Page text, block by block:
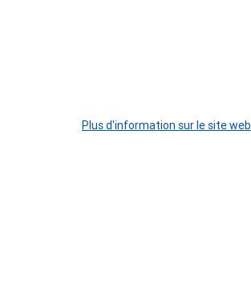
Plus d'information sur le site web